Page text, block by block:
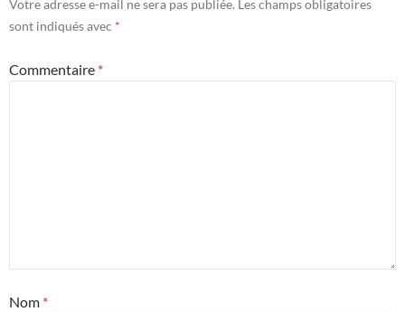
Votre adresse e-mail ne sera pas publiée. Les champs obligatoires
sont indiqués avec *
Commentaire *
Nom *